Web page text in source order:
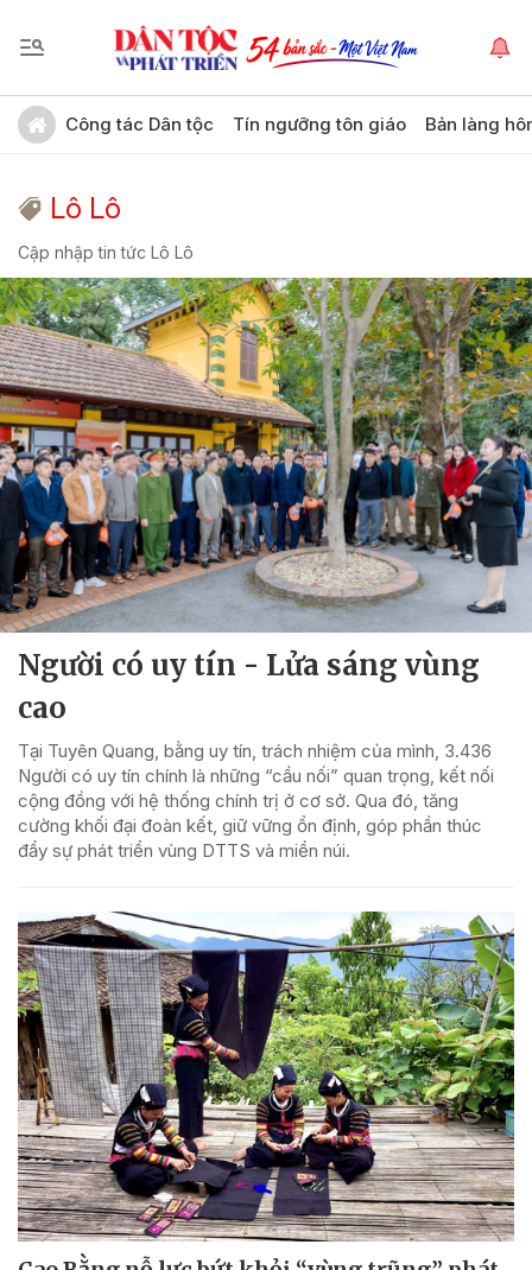
Công tác Dân tộc Tín ngưỡng tôn giáo Bản làng
Lô Lô
Cập nhập tin tức Lô Lô
Người có uy tín - Lửa sáng vùng
cao
Tại Tuyên Quang, bằng uy tín, trách nhiệm của mình, 3.436
Người có uy tín chính là những “cầu nối” quan trọng, kết nối
cộng đồng với hệ thống chính trị ở cơ sở. Qua đó, tăng
cường khối đại đoàn kết, giữ vững ổn định, góp phần thúc
đẩy sự phát triển vùng DTTS và miền núi.